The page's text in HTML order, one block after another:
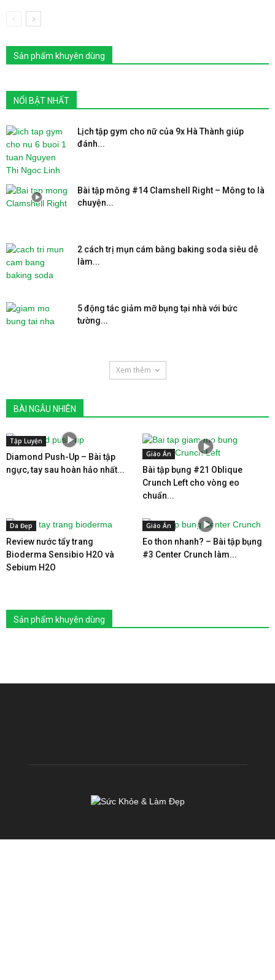
Sản phẩm khuyên dùng
NỔI BẬT NHẤT
Lịch tập gym cho nữ của 9x Hà Thành giúp
đánh...
Bài tập mông #14 Clamshell Right – Mông to là
chuyện...
2 cách trị mụn cám bằng baking soda siêu dễ
làm...
5 động tác giảm mỡ bụng tại nhà với bức
tường...
Xem thêm
BÀI NGẪU NHIÊN
Tập Luyện
Diamond Push-Up – Bài tập
ngực, tay sau hoàn hảo nhất...
Giáo Án
Bài tập bụng #21 Oblique
Crunch Left cho vòng eo
chuẩn...
Da Đẹp
Review nước tẩy trang
Bioderma Sensibio H2O và
Sebium H2O
Giáo Án
Eo thon nhanh? – Bài tập bụng
#3 Center Crunch làm...
Sản phẩm khuyên dùng